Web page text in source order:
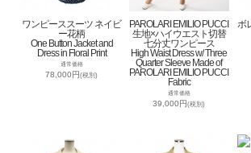
ワンピーススーツ ネイビ
ー花柄
One Button Jacket and
Dress in Floral Print
通常価格
78,000円(税別)
PAROLARI EMILIO PUCCI
生地×ハイウエスト切替
七分丈ワンピース
High Waist Dress w/ Three
Quarter Sleeve Made of
PAROLARI EMILIO PUCCI
Fabric
通常価格
39,000円(税別)
ボ